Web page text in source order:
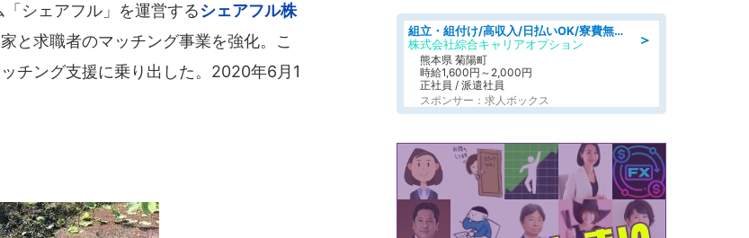
シェアフル」を運営するシェアフル株
と求職者のマッチング事業を強化。こ
チング支援に乗り出した。2020年6月1
＞
組立・組付け/高収入/日払いOK/寮費無料/交替制/20・30・40代活躍中
株式会社綜合キャリアオプション
熊本県 菊陽町
時給1,600円～2,000円
正社員 / 派遣社員
スポンサー：求人ボックス